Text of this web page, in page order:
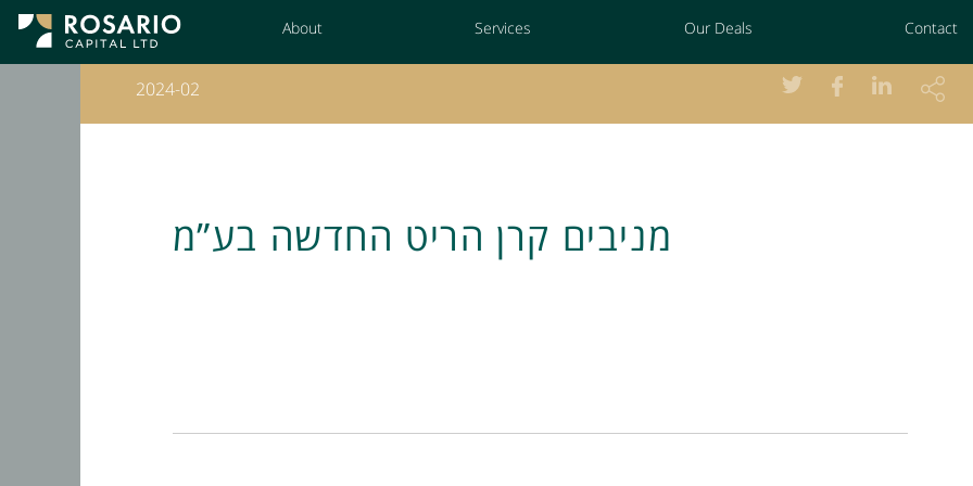
Skip
Content
About Services Our Deals Contact
2024-02
מניבים קרן הריט החדשה בע”מ